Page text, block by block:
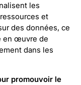
les
et
des données, ce
en œuvre de
dans les
promouvoir le